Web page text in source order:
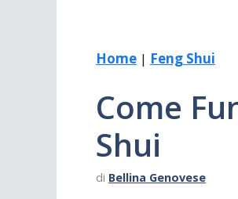
Home | Feng Shui
Come
Shui
di Bellina Genovese